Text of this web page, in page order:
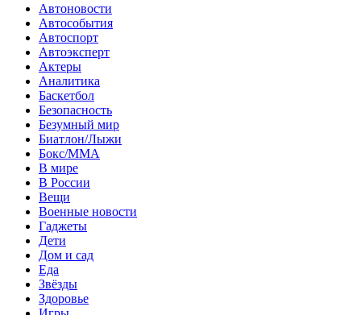
Автоновости
Автособытия
Автоспорт
Автоэксперт
Актеры
Аналитика
Баскетбол
Безопасность
Безумный мир
Биатлон/Лыжи
Бокс/MMA
В мире
В России
Вещи
Военные новости
Гаджеты
Дети
Дом и сад
Еда
Звёзды
Здоровье